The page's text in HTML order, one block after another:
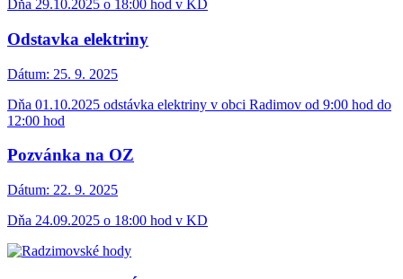
Dňa 29.10.2025 o 18:00 hod v KD
Odstavka elektriny
Dátum: 25. 9. 2025
Dňa 01.10.2025 odstávka elektriny v obci Radimov od 9:00 hod do
12:00 hod
Pozvánka na OZ
Dátum: 22. 9. 2025
Dňa 24.09.2025 o 18:00 hod v KD